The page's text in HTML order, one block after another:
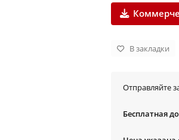
В закладки
Отправляйте
Бесплатная